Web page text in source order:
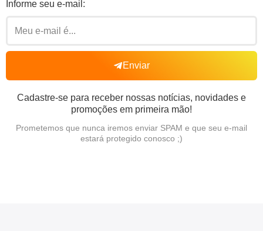
Informe seu e-mail:
Enviar
Cadastre-se para receber nossas notícias, novidades e
promoções em primeira mão!
Prometemos que nunca iremos enviar SPAM e que seu e-mail
estará protegido conosco ;)